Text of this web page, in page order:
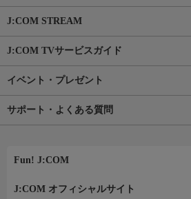
J:COM STREAM
J:COM TVサービスガイド
イベント・プレゼント
サポート・よくある質問
Fun! J:COM
J:COM オフィシャルサイト